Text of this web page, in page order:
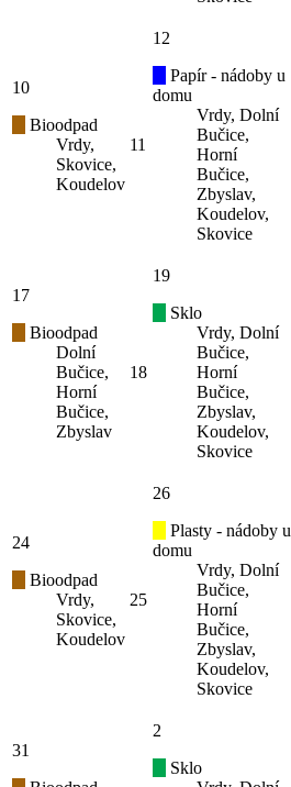
10
Bioodpad
Vrdy,
Skovice,
Koudelov
11
12
Papír - nádoby u
domu
Vrdy, Dolní
Bučice,
Horní
Bučice,
Zbyslav,
Koudelov,
Skovice
17
Bioodpad
Dolní
Bučice,
Horní
Bučice,
Zbyslav
18
19
Sklo
Vrdy, Dolní
Bučice,
Horní
Bučice,
Zbyslav,
Koudelov,
Skovice
24
Bioodpad
Vrdy,
Skovice,
Koudelov
25
26
Plasty - nádoby u
domu
Vrdy, Dolní
Bučice,
Horní
Bučice,
Zbyslav,
Koudelov,
Skovice
31
2
Sklo